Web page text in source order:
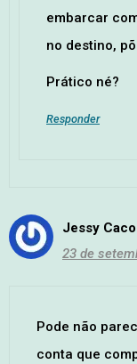
embarcar
no destino,
Prático né?
Responder
Jessy
23 de
Pode não
conta que